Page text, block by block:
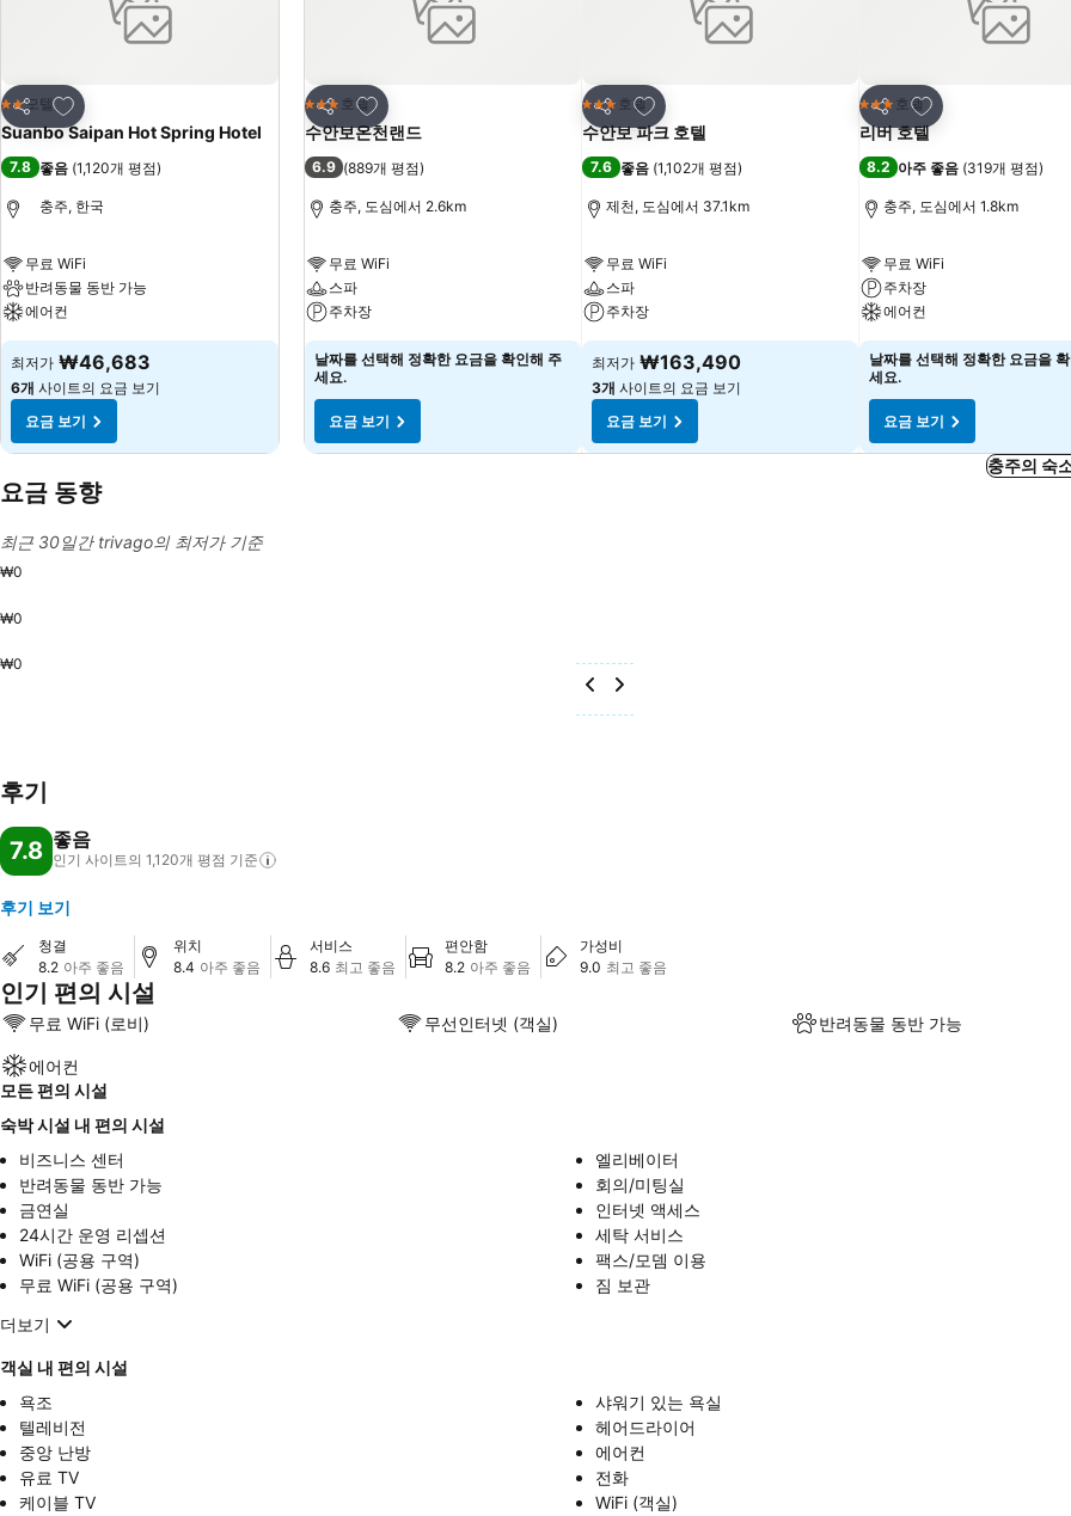
공유
즐겨찾기에 추가
2 성급모텔
Suanbo Saipan Hot Spring Hotel
7.8 좋음 (1,120개 평점)
충주, 한국
무료 WiFi
반려동물 동반 가능
에어컨
최저가 ₩46,683
6개 사이트의 요금 보기
요금 보기
공유
즐겨찾기에 추가
3 성급호텔
수안보온천랜드
6.9 (889개 평점)
충주, 도심에서 2.6km
무료 WiFi
스파
주차장
날짜를 선택해 정확한 요금을 확인해 주
세요.
요금 보기
공유
즐겨찾기에 추가
3 성급호텔
수안보 파크 호텔
7.6 좋음 (1,102개 평점)
제천, 도심에서 37.1km
무료 WiFi
스파
주차장
최저가 ₩163,490
3개 사이트의 요금 보기
요금 보기
공유
즐겨찾기에 추가
3 성급호텔
리버 호텔
8.2 아주 좋음 (319개 평점)
충주, 도심에서 1.8km
무료 WiFi
주차장
에어컨
날짜를 선택해 정확한 요금을
세요.
요금 보기
충주의 숙
요금 동향
최근 30일간 trivago의 최저가 기준
₩0
₩0
₩0
후기
7.8 좋음
인기 사이트의 1,120개 평점 기준
후기 보기
청결
8.2 아주 좋음
위치
8.4 아주 좋음
서비스
8.6 최고 좋음
편안함
8.2 아주 좋음
가성비
9.0 최고 좋음
인기 편의 시설
무료 WiFi (로비) 무선인터넷 (객실) 반려동물 동반 가능
에어컨
모든 편의 시설
숙박 시설 내 편의 시설
비즈니스 센터
엘리베이터
반려동물 동반 가능
회의/미팅실
금연실
인터넷 액세스
24시간 운영 리셉션
세탁 서비스
WiFi (공용 구역)
팩스/모뎀 이용
무료 WiFi (공용 구역)
짐 보관
더보기
객실 내 편의 시설
욕조
샤워기 있는 욕실
텔레비전
헤어드라이어
중앙 난방
에어컨
유료 TV
전화
케이블 TV
WiFi (객실)